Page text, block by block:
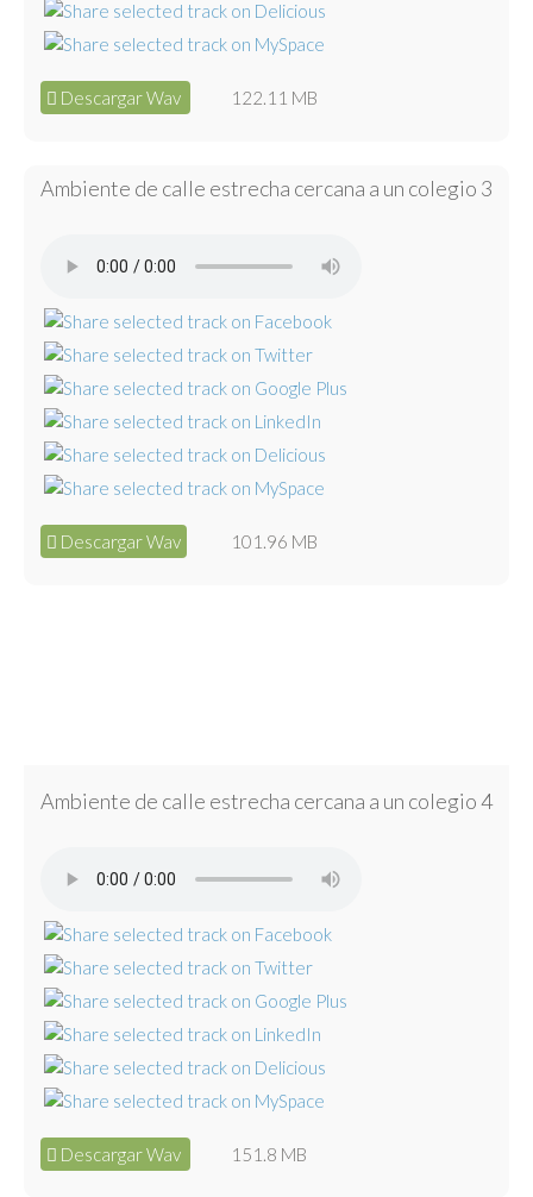
Descargar Wav 122.11 MB
Ambiente de calle estrecha cercana a un colegio 3
Descargar Wav 101.96 MB
Ambiente de calle estrecha cercana a un colegio 4
Descargar Wav 151.8 MB